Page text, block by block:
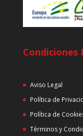
Condiciones
Aviso Legal
Política de
Política de
Términos y